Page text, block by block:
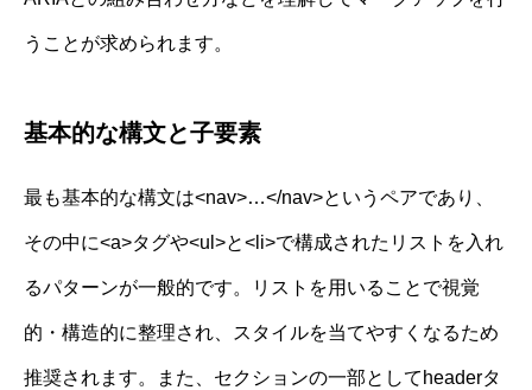
うことが求められます。
基本的な構文と子要素
最も基本的な構文は<nav>…</nav>というペアであり、
その中に<a>タグや<ul>と<li>で構成されたリストを入れ
るパターンが一般的です。リストを用いることで視覚
的・構造的に整理され、スタイルを当てやすくなるため
推奨されます。また、セクションの一部としてheaderタ